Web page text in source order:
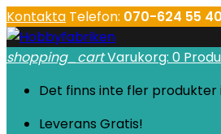
Kontakta Telefon: 070-624 55 40
shopping_cartVarukorg: 0
Det finns inte fler produkter
Leverans Gratis!